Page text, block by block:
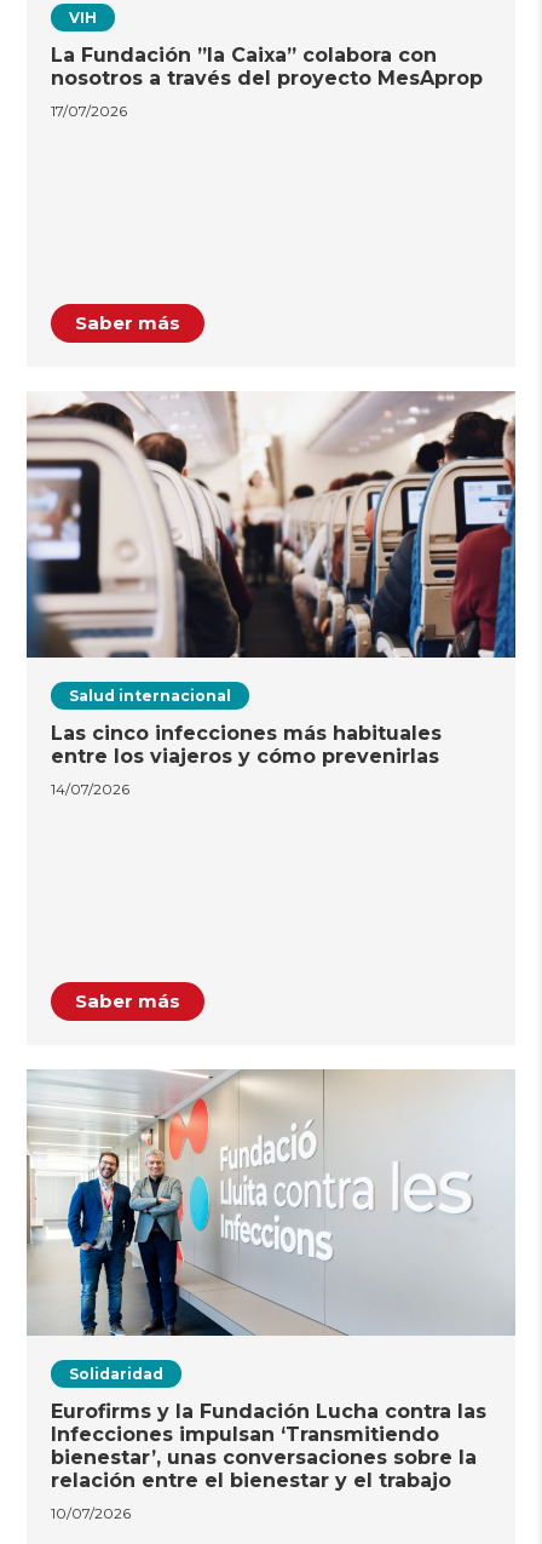
VIH
La Fundación ”la Caixa” colabora con
nosotros a través del proyecto MesAprop
17/07/2026
Saber más
Salud internacional
Las cinco infecciones más habituales
entre los viajeros y cómo prevenirlas
14/07/2026
Saber más
Solidaridad
Eurofirms y la Fundación Lucha contra las
Infecciones impulsan ‘Transmitiendo
bienestar’, unas conversaciones sobre la
relación entre el bienestar y el trabajo
10/07/2026